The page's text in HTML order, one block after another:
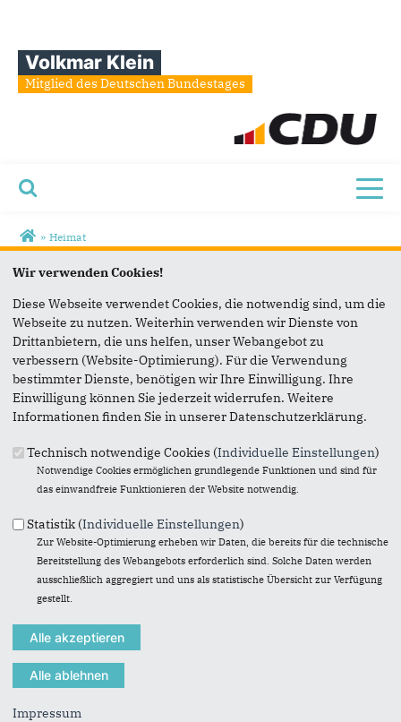
Volkmar Klein
Mitglied des Deutschen Bundestages
Sie sind hier
» Heimat
Veranstaltung
Originales Bild downloaden
Element 5 von 10
‹ Vorherige|Weiter »
Fußbereich
Anschrift
Volkmar Klein
Platz der Republik 1
Wir verwenden Cookies!
Diese Webseite verwendet Cookies, die notwendig sind, um die
Webseite zu nutzen. Weiterhin verwenden wir Dienste von
Drittanbietern, die uns helfen, unser Webangebot zu
verbessern (Website-Optimierung). Für die Verwendung
bestimmter Dienste, benötigen wir Ihre Einwilligung. Ihre
Einwilligung können Sie jederzeit widerrufen. Weitere
Informationen finden Sie in unserer Datenschutzerklärung.
Technisch notwendige Cookies (Individuelle Einstellungen)
Notwendige Cookies ermöglichen grundlegende Funktionen und sind für
das einwandfreie Funktionieren der Website notwendig.
Statistik (Individuelle Einstellungen)
Zur Website-Optimierung erheben wir Daten, die bereits für die technische
Bereitstellung des Webangebots erforderlich sind. Solche Daten werden
ausschließlich aggregiert und uns als statistische Übersicht zur Verfügung
gestellt.
Impressum